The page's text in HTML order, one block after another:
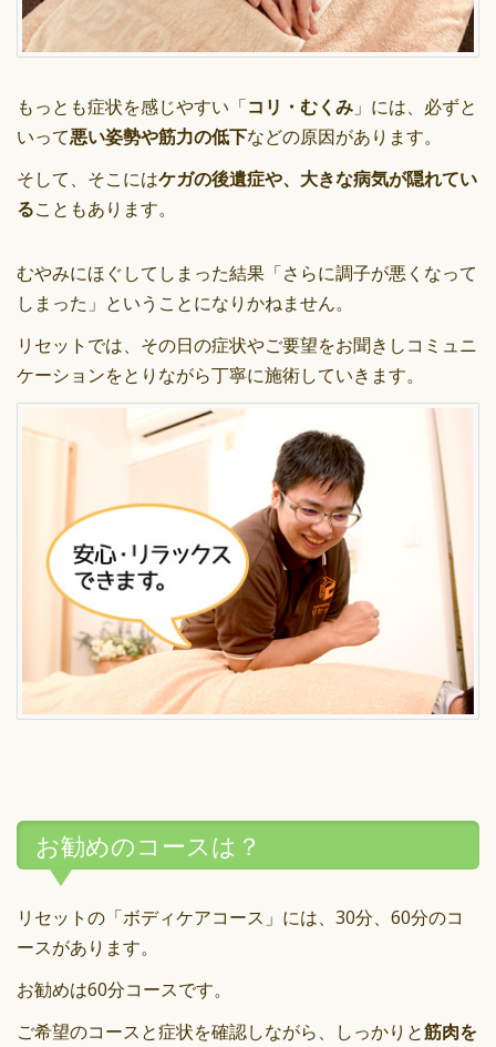
もっとも症状を感じやすい「コリ・むくみ 」には、必ずと
いって悪い姿勢や筋力の低下などの原因があります。
そして、そこにはケガの後遺症や、大きな病気が隠れてい
ることもあります。
むやみにほぐしてしまった結果「さらに調子が悪くなって
しまった」ということになりかねません。
リセットでは、その日の症状やご要望をお聞きしコミュニ
ケーションをとりながら丁寧に施術していきます。
お勧めのコースは？
リセットの「ボディケアコース」には、30分、60分のコ
ースがあります。
お勧めは60分コースです。
ご希望のコースと症状を確認しながら、しっかりと筋肉を